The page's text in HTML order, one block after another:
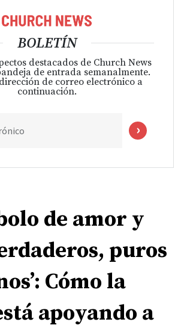
BOLETÍN
destacados de Church News
de entrada semanalmente.
de correo electrónico a
continuación.
de amor y
puros
Cómo la
apoyando a